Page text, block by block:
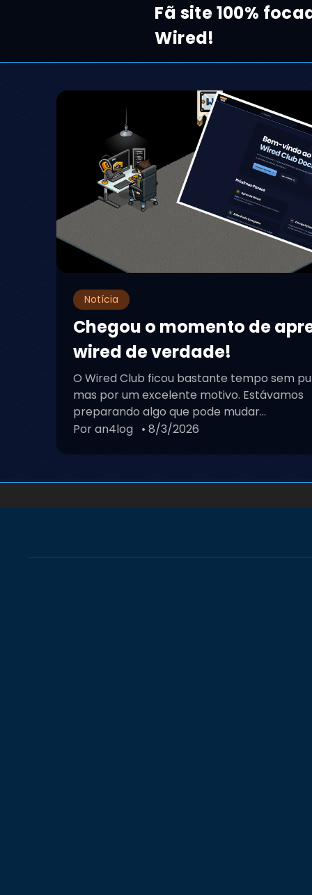
Fã site 100%
Wired!
Notícia
Chegou o momento de
wired de verdade!
O Wired Club ficou bastante tempo sem
mas por um excelente motivo. Estávamos
preparando algo que pode mudar...
Por an4log • 8/3/2026